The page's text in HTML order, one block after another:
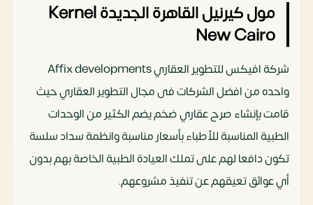
مول كيرنيل القاهرة الجديدة Kernel
New Cairo
شركة افيكس للتطوير العقاري Affix developments
واحده من افضل الشركات فى مجال التطوير العقاري حيث
قامت بإنشاء صرح عقاري ضخم يضم الكثير من الوحدات
الطبية المناسبة للأطباء بأسعار مناسبة وانظمة سداد سلسة
تكون دافعا لهم على تملك العيادة الطبية الخاصة بهم بدون
أي عوائق تعيقهم عن تنفيذ مشروعهم.